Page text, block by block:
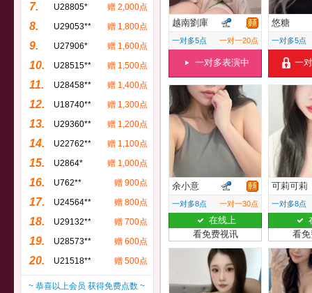
7. U28805* 赠 2,000点
8. U29053** 赠 1,800点
9. U27906* 赠 1,600点
10. U28515** 赠 1,500点
11. U28458** 赠 1,400点
12. U18740** 赠 1,300点
13. U29360** 赠 1,200点
14. U22762** 赠 1,100点
15. U2864* 赠 1,000点
16. U762** 赠 900点
17. U24564** 赠 800点
18. U29132** 赠 700点
19. U28573** 赠 600点
20. U21518** 赠 500点
~ 恭喜以上会员 获得免费点数 ~
越南劉庫
一对多5点 一对一20点
一对多表演中
悠糖
一对多5点
一
余小意
一对多8点 一对一30点
在线上
看免费视讯
可莉可莉
一对多8点
看